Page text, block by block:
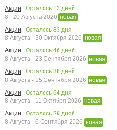
Акции
Осталось 12 дней
8 - 20 Августа 2026 новая
Акции
Осталось 83 дня
8 Августа - 30 Октября 2026 новая
Акции
Осталось 46 дней
8 Августа - 23 Сентября 2026 новая
Акции
Осталось 38 дней
8 Августа - 15 Сентября 2026 новая
Акции
Осталось 64 дня
8 Августа - 11 Октября 2026 новая
Акции
Осталось 29 дней
8 Августа - 6 Сентября 2026 новая